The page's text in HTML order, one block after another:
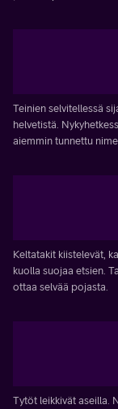
Teinien selvitellessä
helvetistä.
aiemmin tunnettu
Keltatakit kiistelevät,
kuolla suojaa etsien.
ottaa selvää pojasta.
Tytöt leikkivät aseilla.